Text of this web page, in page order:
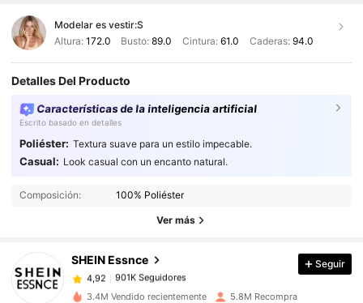
Modelar es vestir:S
Altura: 172.0 Busto:89.0 Cintura: 61.0 Caderas: 94.0
Detalles Del Producto
Características de la inteligencia artificial
Escrito basado en detalles
Poliéster: Textura suave para un estilo impecable.
Casual: Look casual con un encanto natural.
Composición: 100% Poliéster
Ver más
SHEIN Essnce
901K Seguidores
901K Seguidores
e***a pagó Hace 1 día
Seguir
3.4M Vendido recientemente 5.8M Recompra